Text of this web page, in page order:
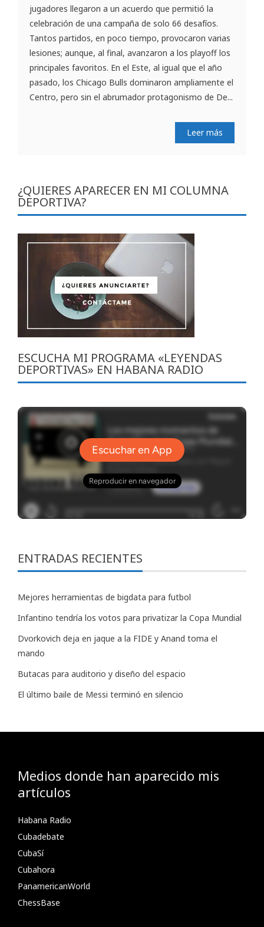
jugadores llegaron a un acuerdo que permitió la
celebración de una campaña de solo 66 desafíos.
Tantos partidos, en poco tiempo, provocaron varias
lesiones; aunque, al final, avanzaron a los playoff los
principales favoritos. En el Este, al igual que el año
pasado, los Chicago Bulls dominaron ampliamente el
Centro, pero sin el abrumador protagonismo de De...
Leer más
¿QUIERES APARECER EN MI COLUMNA
DEPORTIVA?
ESCUCHA MI PROGRAMA «LEYENDAS
DEPORTIVAS» EN HABANA RADIO
ENTRADAS RECIENTES
Mejores herramientas de bigdata para futbol
Infantino tendría los votos para privatizar la Copa Mundial
Dvorkovich deja en jaque a la FIDE y Anand toma el
mando
Butacas para auditorio y diseño del espacio
El último baile de Messi terminó en silencio
Medios donde han aparecido mis
artículos
Habana Radio
Cubadebate
CubaSí
Cubahora
PanamericanWorld
ChessBase